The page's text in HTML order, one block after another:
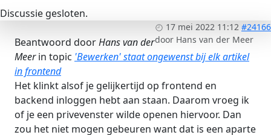
Discussie gesloten.
17 mei 2022 11:12 #24166
door Hans van der Meer
Beantwoord doorHans van der
Meerin topic 'Bewerken' staat ongewenst bij elk artikel
in frontend
Het klinkt alsof je gelijkertijd op frontend en
backend inloggen hebt aan staan. Daarom vroeg ik
of je een privevenster wilde openen hiervoor. Dan
zou het niet mogen gebeuren want dat is een aparte